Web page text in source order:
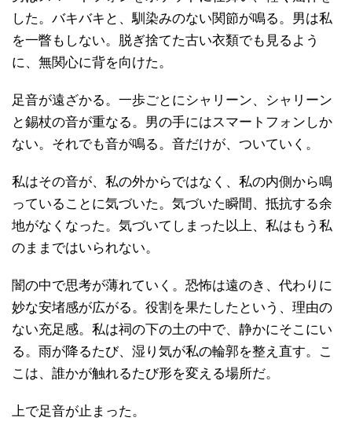
した。バキバキと、馴染みのない関節が鳴る。男は私
を一瞥もしない。脱ぎ捨てた古い衣類でも見るよう
に、無関心に背を向けた。
足音が遠ざかる。一歩ごとにシャリーン、シャリーン
と錫杖の音が重なる。男の手にはスマートフォンしか
ない。それでも音が鳴る。音だけが、ついていく。
私はその音が、私の外からではなく、私の内側から鳴
っていることに気づいた。気づいた瞬間、抵抗する余
地がなくなった。気づいてしまった以上、私はもう私
のままではいられない。
闇の中で思考が薄れていく。恐怖は遠のき、代わりに
妙な安堵感が広がる。役割を果たしたという、理由の
ない充足感。私は祠の下の土の中で、静かにそこにい
る。雨が降るたび、湿り気が私の輪郭を整え直す。こ
こは、誰かが触れるたび形を変える場所だ。
上で足音が止まった。